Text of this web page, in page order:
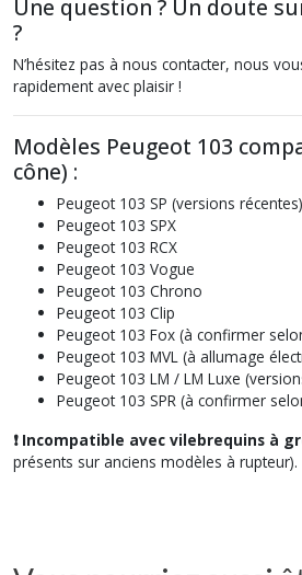
Une question ? Un doute
?
N’hésitez pas à nous contacter, nous
rapidement avec plaisir !
Modèles Peugeot 103
cône) :
Peugeot 103 SP (versions récentes)
Peugeot 103 SPX
Peugeot 103 RCX
Peugeot 103 Vogue
Peugeot 103 Chrono
Peugeot 103 Clip
Peugeot 103 Fox (à confirmer
Peugeot 103 MVL (à allumage
Peugeot 103 LM / LM Luxe
Peugeot 103 SPR (à confirmer
❗ Incompatible avec vilebrequins à
présents sur anciens modèles à rupteur).